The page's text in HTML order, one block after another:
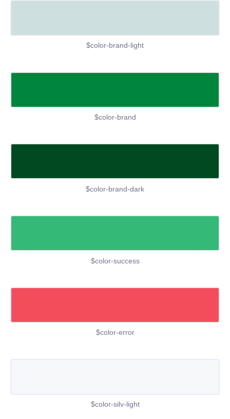
$color-brand-light
$color-brand
$color-brand-dark
$color-success
$color-error
$color-silv-light